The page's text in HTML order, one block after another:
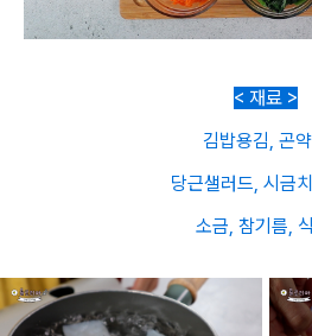
< 재료 >
김밥용김, 곤
당근샐러드, 시금
소금, 참기름,